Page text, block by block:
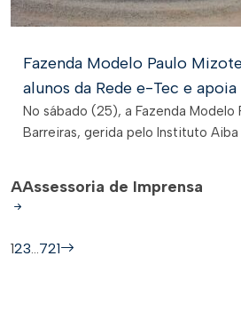
Fazenda Modelo Paulo
alunos da Rede e-Tec e
No sábado (25), a Fazenda Modelo
Barreiras, gerida pelo Instituto Aiba
AAssessoria de Imprensa
123…721